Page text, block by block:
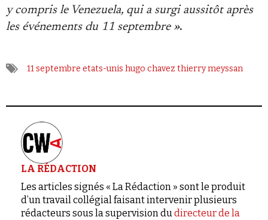
y compris le Venezuela, qui a surgi aussitôt après
les événements du 11 septembre ».
11 septembre etats-unis hugo chavez thierry meyssan
LA RÉDACTION
Les articles signés « La Rédaction » sont le produit
d’un travail collégial faisant intervenir plusieurs
rédacteurs sous la supervision dudirecteur de la